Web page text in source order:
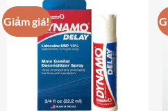
Giảm giá!